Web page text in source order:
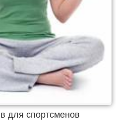
для спортсменов